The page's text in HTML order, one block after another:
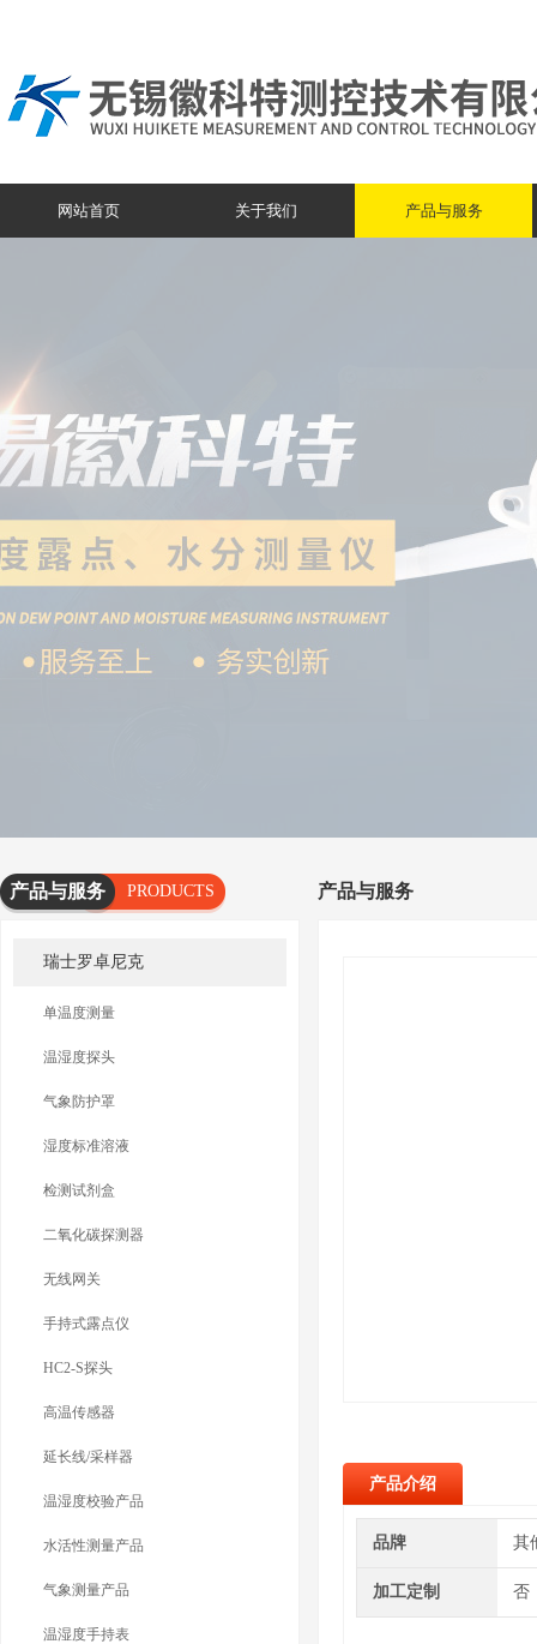
网站首页 关于我们 产品与服务
产品与服务
PRODUCTS
SERVICES
瑞士罗卓尼克
单温度测量
温湿度探头
气象防护罩
湿度标准溶液
检测试剂盒
二氧化碳探测器
无线网关
手持式露点仪
HC2-S探头
高温传感器
延长线/采样器
温湿度校验产品
水活性测量产品
气象测量产品
温湿度手持表
产品与服务
产品介绍
品牌 其
加工定制 否